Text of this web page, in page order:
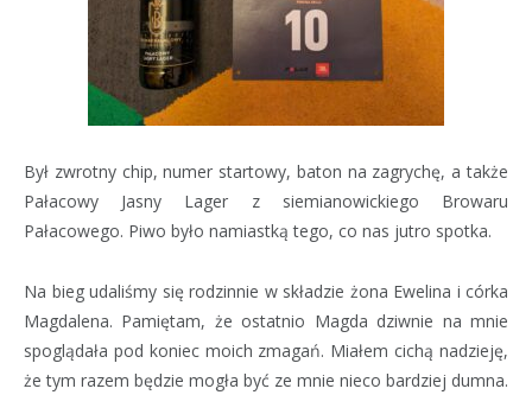
Był zwrotny chip, numer startowy, baton na zagrychę, a także
Pałacowy Jasny Lager z siemianowickiego Browaru
Pałacowego. Piwo było namiastką tego, co nas jutro spotka.
Na bieg udaliśmy się rodzinnie w składzie żona Ewelina i córka
Magdalena. Pamiętam, że ostatnio Magda dziwnie na mnie
spoglądała pod koniec moich zmagań. Miałem cichą nadzieję,
że tym razem będzie mogła być ze mnie nieco bardziej dumna.